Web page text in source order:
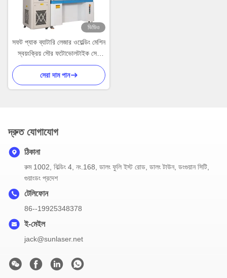
ভিডিও
সফট প্যাক ব্যাটারি লেজার ওয়েল্ডিং মেশিন
স্বয়ংক্রিয় সৌর ফটোভোলটাইক সেল
লেজার ওয়েল্ডিং সরঞ্জাম
সেরা দাম পান
দ্রুত যোগাযোগ
ঠিকানা
রুম 1002, বিল্ডিং 4, নং.168, ডালং ফুলি ইস্ট রোড, ডালং টাউন, ডংগুয়ান সিটি,
গুয়াংডং প্রদেশ
টেলিফোন
86--19925348378
ই-মেইল
jack@sunlaser.net